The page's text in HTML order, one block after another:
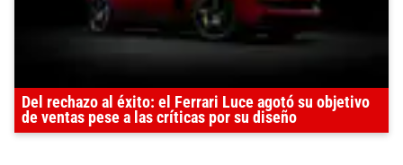
Del rechazo al éxito: el Ferrari Luce agotó su objetivo
de ventas pese a las críticas por su diseño